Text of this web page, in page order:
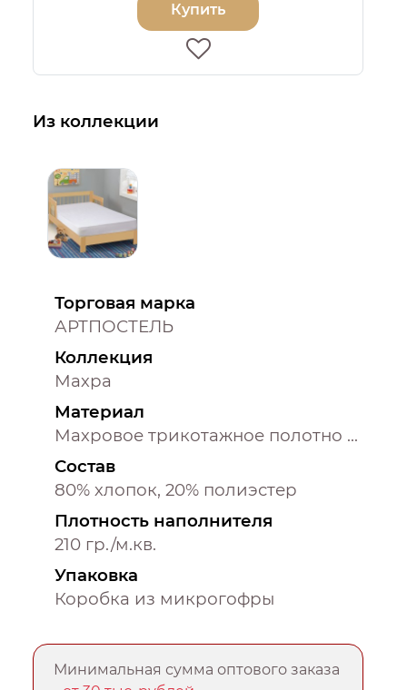
Купить
Из коллекции
Торговая марка
АРТПОСТЕЛЬ
Коллекция
Махра
Материал
Махровое трикотажное полотно на латексной основе
Состав
80% хлопок, 20% полиэстер
Плотность наполнителя
210 гр./м.кв.
Упаковка
Коробка из микрогофры
Минимальная сумма оптового заказа